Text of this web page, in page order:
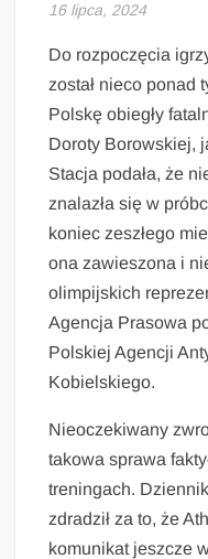
16 lipca, 2024
Do rozpoczęcia
został nieco ponad
Polskę obiegły
Doroty Borowskiej,
Stacja podała, że
znalazła się w
koniec zeszłego
ona zawieszona i
olimpijskich
Agencja Prasowa
Polskiej Agencji
Kobielskiego.
Nieoczekiwany
takowa sprawa
treningach.
zdradził za to, że
komunikat jeszcze